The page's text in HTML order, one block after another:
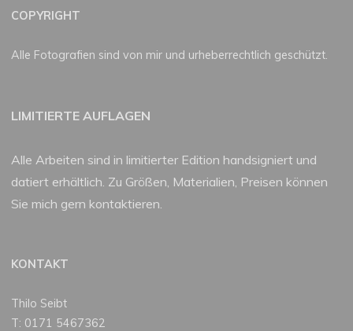
COPYRIGHT
Alle Fotografien sind von mir und urheberrechtlich geschützt.
LIMITIERTE AUFLAGEN
Alle Arbeiten sind in limitierter Edition handsigniert und
datiert erhältlich. Zu Größen, Materialien, Preisen können
Sie mich gern kontaktieren.
KONTAKT
Thilo Seibt
T: 0171 5467362